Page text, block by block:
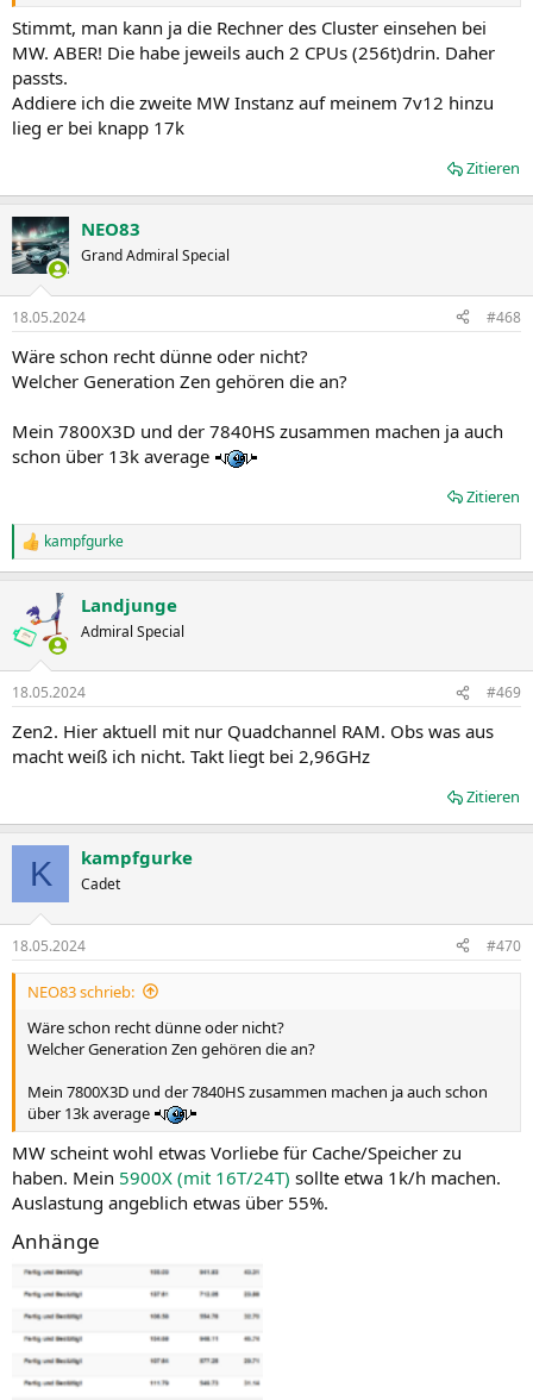
Stimmt, man kann ja die Rechner des Cluster einsehen bei
MW. ABER! Die habe jeweils auch 2 CPUs (256t)drin. Daher
passts.
Addiere ich die zweite MW Instanz auf meinem 7v12 hinzu
lieg er bei knapp 17k
Zitieren
NEO83
Grand Admiral Special
18.05.2024 #468
Wäre schon recht dünne oder nicht?
Welcher Generation Zen gehören die an?
Mein 7800X3D und der 7840HS zusammen machen ja auch
schon über 13k average
Zitieren
R
e
t
i
e
:
kampfgurke
Landjunge
Admiral Special
18.05.2024 #469
Zen2. Hier aktuell mit nur Quadchannel RAM. Obs was aus
macht weiß ich nicht. Takt liegt bei 2,96GHz
Zitieren
K kampfgurke
Cadet
18.05.2024 #470
NEO83 schrieb:
Wäre schon recht dünne oder nicht?
Welcher Generation Zen gehören die an?
Mein 7800X3D und der 7840HS zusammen machen ja auch schon
über 13k average
MW scheint wohl etwas Vorliebe für Cache/Speicher zu
haben. Mein 5900X (mit 16T/24T) sollte etwa 1k/h machen.
Auslastung angeblich etwas über 55%.
Anhänge